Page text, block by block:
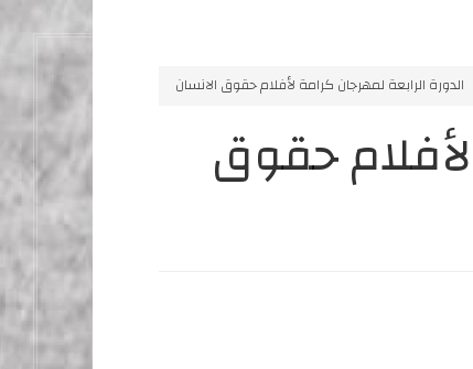
الدورة الرابعة لمهرجان كرامة لأفلام حقوق الانسان
حقوق